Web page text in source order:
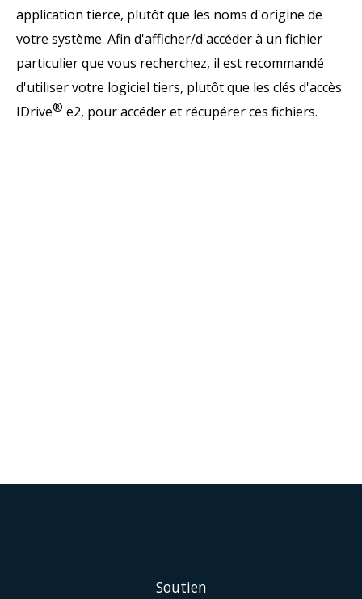
application tierce, plutôt que les noms d'origine de
votre système. Afin d'afficher/d'accéder à un fichier
particulier que vous recherchez, il est recommandé
d'utiliser votre logiciel tiers, plutôt que les clés d'accès
IDrive® e2, pour accéder et récupérer ces fichiers.
Soutien